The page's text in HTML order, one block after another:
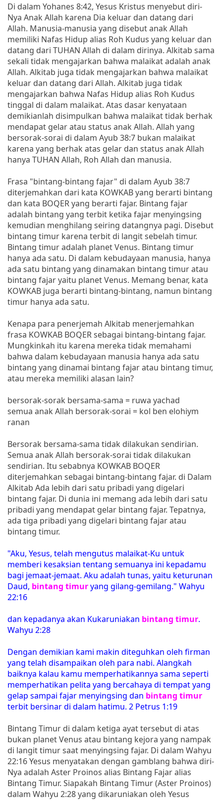
Di dalam Yohanes 8:42, Yesus Kristus menyebut diri-
Nya Anak Allah karena Dia keluar dan datang dari
Allah. Manusia-manusia yang disebut anak Allah
memiliki Nafas Hidup alias Roh Kudus yang keluar dan
datang dari TUHAN Allah di dalam dirinya. Alkitab sama
sekali tidak mengajarkan bahwa malaikat adalah anak
Allah. Alkitab juga tidak mengajarkan bahwa malaikat
keluar dan datang dari Allah. Alkitab juga tidak
mengajarkan bahwa Nafas Hidup alias Roh Kudus
tinggal di dalam malaikat. Atas dasar kenyataan
demikianlah disimpulkan bahwa malaikat tidak berhak
mendapat gelar atau status anak Allah. Allah yang
bersorak-sorai di dalam Ayub 38:7 bukan malaikat
karena yang berhak atas gelar dan status anak Allah
hanya TUHAN Allah, Roh Allah dan manusia.
Frasa "bintang-bintang fajar" di dalam Ayub 38:7
diterjemahkan dari kata KOWKAB yang berarti bintang
dan kata BOQER yang berarti fajar. Bintang fajar
adalah bintang yang terbit ketika fajar menyingsing
kemudian menghilang seiring datangnya pagi. Disebut
bintang timur karena terbit di langit sebelah timur.
Bintang timur adalah planet Venus. Bintang timur
hanya ada satu. Di dalam kebudayaan manusia, hanya
ada satu bintang yang dinamakan bintang timur atau
bintang fajar yaitu planet Venus. Memang benar, kata
KOWKAB juga berarti bintang-bintang, namun bintang
timur hanya ada satu.
Kenapa para penerjemah Alkitab menerjemahkan
frasa KOWKAB BOQER sebagai bintang-bintang fajar.
Mungkinkah itu karena mereka tidak memahami
bahwa dalam kebudayaan manusia hanya ada satu
bintang yang dinamai bintang fajar atau bintang timur,
atau mereka memiliki alasan lain?
bersorak-sorak bersama-sama = ruwa yachad
semua anak Allah bersorak-sorai = kol ben elohiym
ranan
Bersorak bersama-sama tidak dilakukan sendirian.
Semua anak Allah bersorak-sorai tidak dilakukan
sendirian. Itu sebabnya KOWKAB BOQER
diterjemahkan sebagai bintang-bintang fajar. di Dalam
Alkitab Ada lebih dari satu pribadi yang digelari
bintang fajar. Di dunia ini memang ada lebih dari satu
pribadi yang mendapat gelar bintang fajar. Tepatnya,
ada tiga pribadi yang digelari bintang fajar atau
bintang timur.
"Aku, Yesus, telah mengutus malaikat-Ku untuk
memberi kesaksian tentang semuanya ini kepadamu
bagi jemaat-jemaat. Aku adalah tunas, yaitu keturunan
Daud, bintang timuryang gilang-gemilang." Wahyu
22:16
dan kepadanya akan Kukaruniakan bintang timur.
Wahyu 2:28
Dengan demikian kami makin diteguhkan oleh firman
yang telah disampaikan oleh para nabi. Alangkah
baiknya kalau kamu memperhatikannya sama seperti
memperhatikan pelita yang bercahaya di tempat yang
gelap sampai fajar menyingsing dan bintang timur
terbit bersinar di dalam hatimu. 2 Petrus 1:19
Bintang Timur di dalam ketiga ayat tersebut di atas
bukan planet Venus atau bintang kejora yang nampak
di langit timur saat menyingsing fajar. Di dalam Wahyu
22:16 Yesus menyatakan dengan gamblang bahwa diri-
Nya adalah Aster Proinos alias Bintang Fajar alias
Bintang Timur. Siapakah Bintang Timur (Aster Proinos)
dalam Wahyu 2:28 yang dikaruniakan oleh Yesus